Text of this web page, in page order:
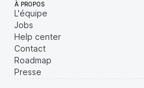
À PROPOS
L'équipe
Jobs
Help center
Contact
Roadmap
Presse